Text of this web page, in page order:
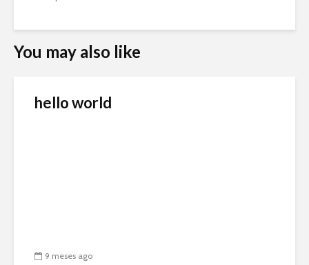
You may also like
hello world
9 meses ago